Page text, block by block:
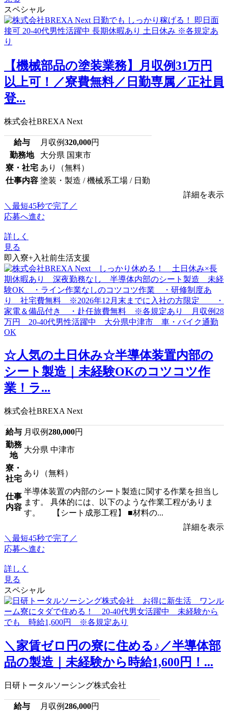
スペシャル
【機械部品の塗装業務】月収例31万円
以上可！／寮費無料／日勤専属／正社員
登...
株式会社BREXA Next
給与 月収例320,000円
勤務地
大分県 国東市
寮・社宅 あり（無料）
仕事内容 塗装・製造 / 機械系工場 / 日勤
詳細を表示
＼最短45秒で完了／
応募へ進む
詳しく
見る
即入寮+入社前生活支援
☆人気の土日休み☆半導体装置内部の
シート製造｜未経験OKのコツコツ作
業！ラ...
株式会社BREXA Next
給与 月収例280,000円
勤務
地
大分県 中津市
寮・
社宅
あり（無料）
仕事
内容
半導体装置の内部のシート製造に関する作業を担当し
ます。 具体的には、以下のような作業工程がありま
す。 【シート成形工程】 ■材料の...
詳細を表示
＼最短45秒で完了／
応募へ進む
詳しく
見る
スペシャル
＼家賃ゼロ円の寮に住める♪／半導体部
品の製造｜未経験から時給1,600円！...
日研トータルソーシング株式会社
給与 月収例286,000円